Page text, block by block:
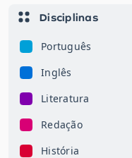
Disciplinas
Português
Inglês
Literatura
Redação
História